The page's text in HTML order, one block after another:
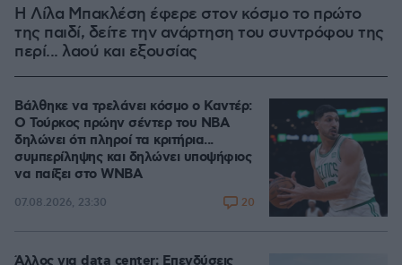
Η Λίλα Μπακλέση έφερε στον κόσμο το πρώτο
της παιδί, δείτε την ανάρτηση του συντρόφου της
περί... λαού και εξουσίας
Βάλθηκε να τρελάνει κόσμο ο Καντέρ:
Ο Τούρκος πρώην σέντερ του NBA
δηλώνει ότι πληροί τα κριτήρια...
συμπερίληψης και δηλώνει υποψήφιος
να παίξει στο WNBA
07.08.2026, 23:30 20
Άλλος για data center; Επενδύσεις